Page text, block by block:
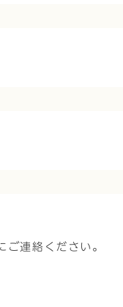
ご連絡ください。